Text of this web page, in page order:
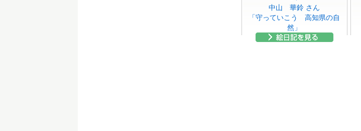
中山 華鈴 さん
「守っていこう 高知県の自
然」